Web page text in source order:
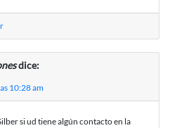
dice:
10:28 am
si ud tiene algún contacto en la